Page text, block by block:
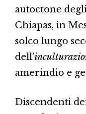
autoctone
Chiapas, in
solco lungo
dell’
amerindio e
Discendenti